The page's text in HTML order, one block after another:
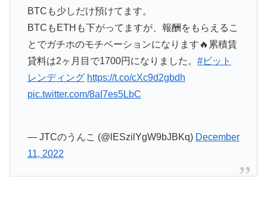
BTCも少しだけ預けてます。
BTCもETHも下がってますが、報酬をもらえるこ
とでガチホのモチベーションになります🔥累積賃
貸料は2ヶ月目で1700円になりました。 #ビット
レンディング https://t.co/cXc9d2gbdh
pic.twitter.com/8aI7es5LbC
— JTCのうんこ (@lESzilYgW9bJBKq) December
11, 2022